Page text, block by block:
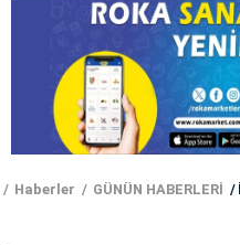
Haberler GÜNÜN HABERLERİ